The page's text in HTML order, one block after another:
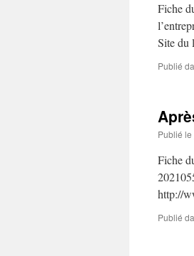
Fiche
Site du
Publié
Publié le
Fiche
http://
Publié